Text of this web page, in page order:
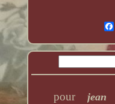
pour jean